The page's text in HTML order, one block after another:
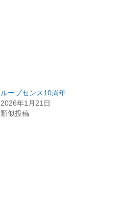
ループセンス10周年
2026年1月21日
類似投稿